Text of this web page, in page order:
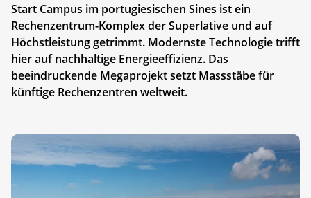
Start Campus im portugiesischen Sines ist ein
Rechenzentrum-Komplex der Superlative und auf
Höchstleistung getrimmt. Modernste Technologie trifft
hier auf nachhaltige Energieeffizienz. Das
beeindruckende Megaprojekt setzt Massstäbe für
künftige Rechenzentren weltweit.